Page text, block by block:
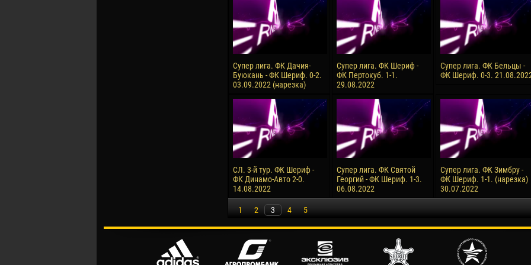
Супер лига. ФК Дачия-
Буюкань - ФК Шериф. 0-2.
03.09.2022 (нарезка)
Супер лига. ФК Шериф -
ФК Пертокуб. 1-1.
29.08.2022
Супер лига. ФК Бельцы -
ФК Шериф. 0-3.
СЛ. 3-й тур. ФК Шериф -
ФК Динамо-Авто 2-0.
14.08.2022
Супер лига. ФК Святой
Георгий - ФК Шериф. 1-3.
06.08.2022
Супер лига. ФК Зимбру -
ФК Шериф. 1-1. (нарезка)
30.07.2022
1 2 3 4 5